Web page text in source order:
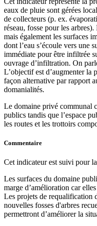
eaux de pluie sont gérées
de collecteurs (p. ex.
réseau, fosse pour les
mais également les surfaces
dont l’eau s’écoule vers une
immédiate pour être infiltrée
ouvrage d’infiltration. On
L’objectif est d’augmenter la
façon alternative par rapport
domanialités.
Le domaine privé communal
publics tandis que l’espace
les routes et les trottoirs
Commentaire
Cet indicateur est suivi pour
Les surfaces du domaine
marge d’amélioration car
Les projets de requalification
nouvelles fosses d'arbres
permettront d’améliorer la